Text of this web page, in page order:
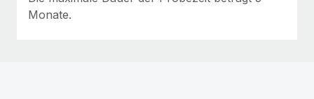
Monate.